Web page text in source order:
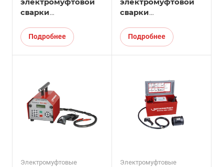
электромуфтовой
сварки
ROWELD ROFUSE
basic 48
Подробнее
электромуфтовой
сварки
ROWELD ROFUSE +
Подробнее
Электромуфтовые
Электромуфтовые